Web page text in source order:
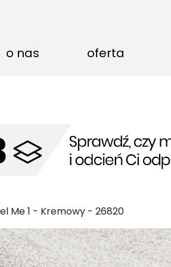
o nas oferta
Me1 - Kremowy - 26820